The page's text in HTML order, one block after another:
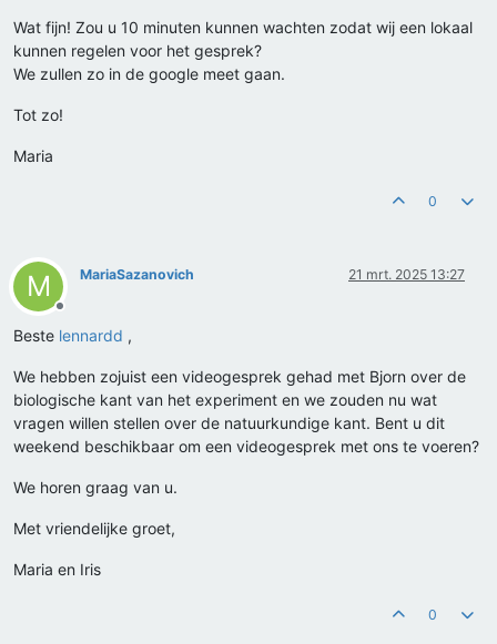
Wat fijn! Zou u 10 minuten kunnen wachten zodat wij een lokaal
kunnen regelen voor het gesprek?
We zullen zo in de google meet gaan.
Tot zo!
Maria
0
M
Offline
MariaSazanovich 21 mrt. 2025 13:27
Beste lennardd ,
We hebben zojuist een videogesprek gehad met Bjorn over de
biologische kant van het experiment en we zouden nu wat
vragen willen stellen over de natuurkundige kant. Bent u dit
weekend beschikbaar om een videogesprek met ons te voeren?
We horen graag van u.
Met vriendelijke groet,
Maria en Iris
0